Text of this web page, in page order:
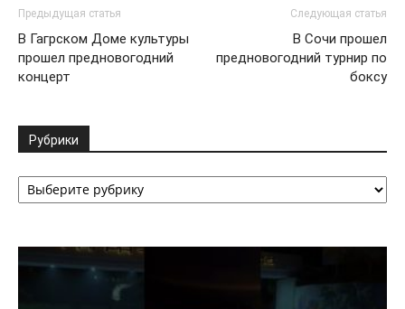
Предыдущая статья
В Гагрском Доме культуры
прошел предновогодний
концерт
Следующая статья
В Сочи прошел
предновогодний турнир по
боксу
Рубрики
Рубрики